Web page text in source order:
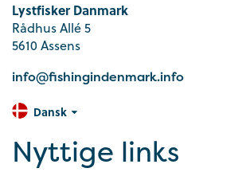
Lystfisker Danmark
Rådhus Allé 5
5610 Assens
info@fishingindenmark.info
Dansk
Nyttige links